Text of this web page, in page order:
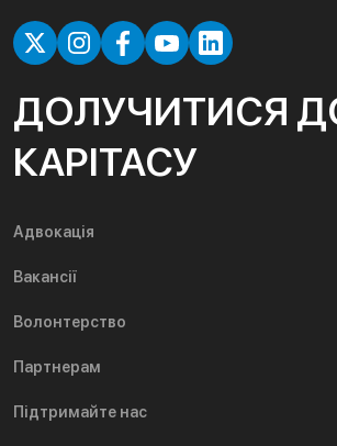
ДОЛУЧИТИСЯ
КАРІТАСУ
Адвокація
Вакансії
Волонтерство
Партнерам
Підтримайте нас